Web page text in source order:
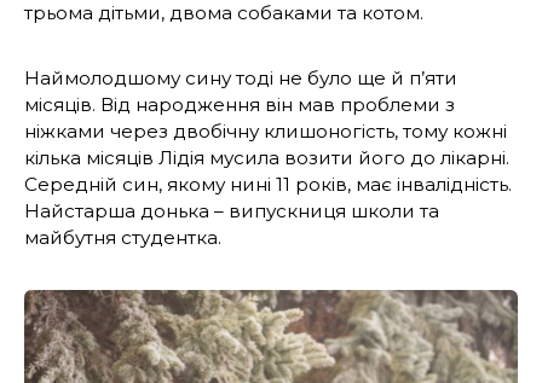
трьома дітьми, двома собаками та котом.
Наймолодшому сину тоді не було ще й п’яти
місяців. Від народження він мав проблеми з
ніжками через двобічну клишоногість, тому кожні
кілька місяців Лідія мусила возити його до лікарні.
Середній син, якому нині 11 років, має інвалідність.
Найстарша донька – випускниця школи та
майбутня студентка.